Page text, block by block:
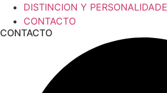
DISTINCION Y
CONTACTO
CONTACTO